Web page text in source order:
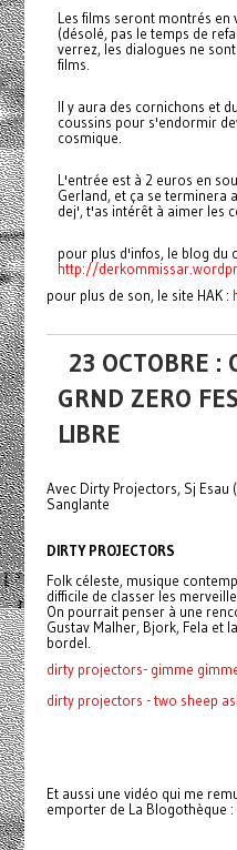
Les films seront montrés en
(désolé, pas le temps de
verrez, les dialogues ne
films.
Il y aura des cornichons et
coussins pour s'endormir
cosmique.
L'entrée est à 2 euros en
Gerland, et ça se terminera
dej', t'as intérêt à aimer les
pour plus d'infos, le blog du
http://
pour plus de son, le site HAK :
23 OCTOBRE :
GRND ZERO
LIBRE
Avec Dirty Projectors, Sj Esau
Sanglante
DIRTY PROJECTORS
Folk céleste, musique
difficile de classer les
On pourrait penser à une
Gustav Malher, Bjork, Fela et
bordel.
dirty projectors- gimme
dirty projectors - two sheep
Et aussi une vidéo qui me
emporter de La Blogothèque :